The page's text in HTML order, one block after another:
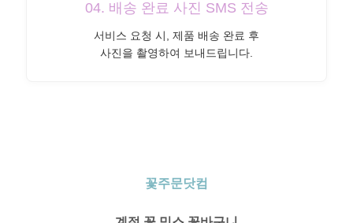
04. 배송 완료 사진 SMS 전송
서비스 요청 시, 제품 배송 완료 후
사진을 촬영하여 보내드립니다.
꽃주문닷컴